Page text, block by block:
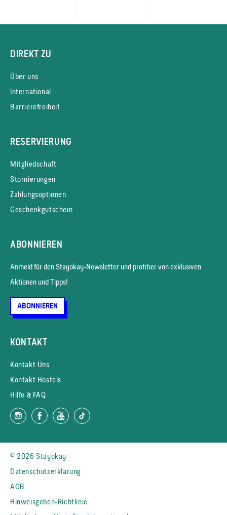
DIREKT ZU
Über uns
International
Barrierefreiheit
RESERVIERUNG
Mitgliedschaft
Stornierungen
Zahlungsoptionen
Geschenkgutschein
ABONNIEREN
Anmeld für den Stayokay-News­letter und profitier von exklusiven
Aktionen und Tipps!
ABONNIEREN
KONTAKT
Kontakt Uns
Kontakt Hostels
Hilfe & FAQ
© 2026 Stayokay
Datenschutzerklärung
AGB
Hinweisgeben-Richtlinie